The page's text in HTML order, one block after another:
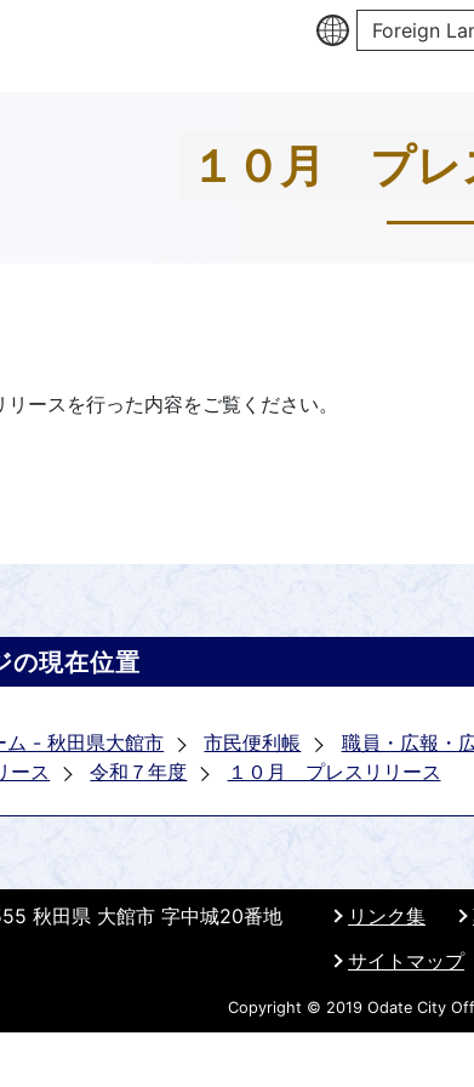
Foreign
１０月 プレ
ースを行った内容をご覧ください。
の現在位置
ム - 秋田県大館市 市民便利帳 職員・広報・
ース
令和７年度 １０月 プレスリリース
リンク集
サイトマップ
秋田県 大館市 字中城20番地
Copyright © 2019 Odate City